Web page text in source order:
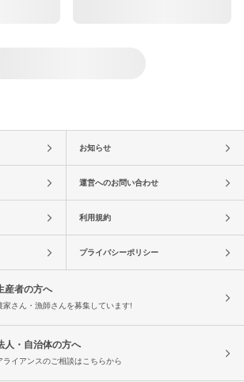
お知らせ
運営へのお問い合わせ
利用規約
プライバシーポリシー
産者の方へ
家さん・漁師さんを募集しています!
人・自治体の方へ
ライアンスのご相談はこちらから